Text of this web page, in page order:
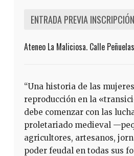
ENTRADA PREVIA INSCRIPCIÓN
Ateneo La Maliciosa. Calle
“Una historia de las
reproducción en la
debe comenzar con las
proletariado medieval
agricultores, artesanos,
poder feudal en todas sus